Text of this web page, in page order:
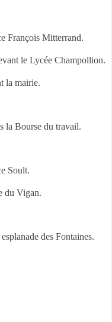
François Mitterrand.
le Lycée Champollion.
la mairie.
la Bourse du travail.
Soult.
du Vigan.
des Fontaines.